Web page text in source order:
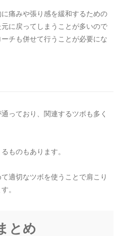
痛みや張り感を緩和するための
に戻ってしまうことが多いので
チも併せて行うことが必要にな
っており、関連するツボも多く
ものもあります。
適切なツボを使うことで肩こり
。
とめ